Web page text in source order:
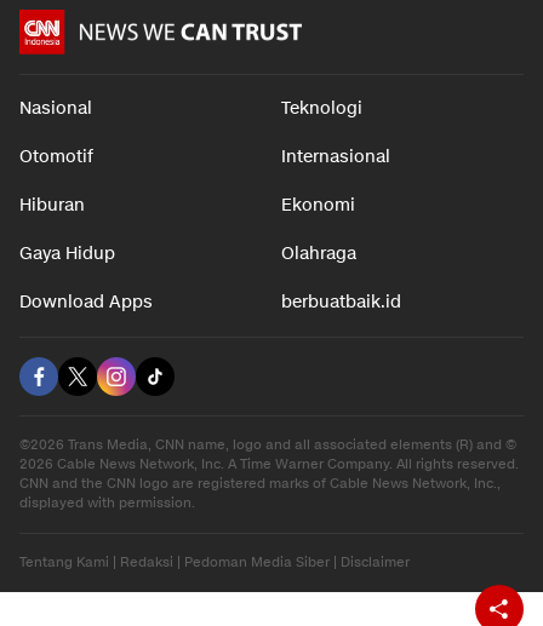
Nasional Teknologi
Otomotif Internasional
Hiburan Ekonomi
Gaya Hidup Olahraga
Download Apps berbuatbaik.id
©2026 Trans Media, CNN name, logo and all associated elements (R) and ©
2026 Cable News Network, Inc. A Time Warner Company. All rights reserved.
CNN and the CNN logo are registered marks of Cable News Network, Inc.,
displayed with permission.
Tentang Kami Redaksi Pedoman Media Siber Disclaimer